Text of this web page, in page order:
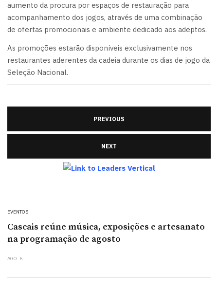
aumento da procura por espaços de restauração para
acompanhamento dos jogos, através de uma combinação
de ofertas promocionais e ambiente dedicado aos adeptos.
As promoções estarão disponíveis exclusivamente nos
restaurantes aderentes da cadeia durante os dias de jogo da
Seleção Nacional.
PREVIOUS
NEXT
EVENTOS
Cascais reúne música, exposições e artesanato
na programação de agosto
AGO. 6